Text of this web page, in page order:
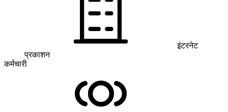
इंटरनेट
प्रकाशन
कर्मचारी